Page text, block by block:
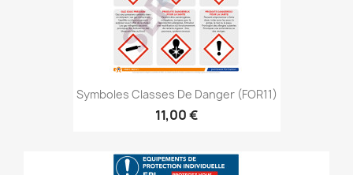
Symboles Classes De Danger (FOR11)
11,00 €